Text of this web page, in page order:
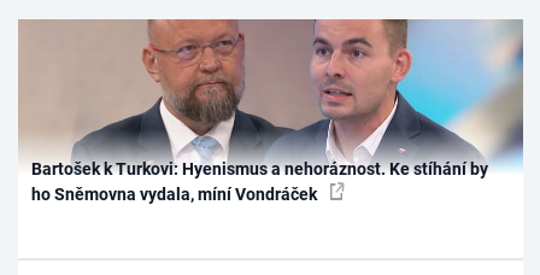
Bartošek k Turkovi: Hyenismus a nehoráznost. Ke stíhání by
ho Sněmovna vydala, míní Vondráček